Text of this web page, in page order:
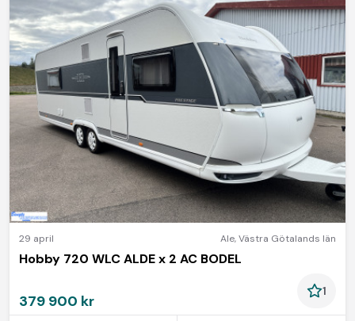
29 april Ale,Västra Götalands län
Hobby 720 WLC ALDE x 2 AC BODEL
379 900 kr
1